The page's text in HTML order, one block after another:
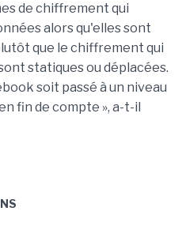
de chiffrement qui
alors qu'elles sont
que le chiffrement qui
statiques ou déplacées.
soit passé à un niveau
fin de compte », a-t-il